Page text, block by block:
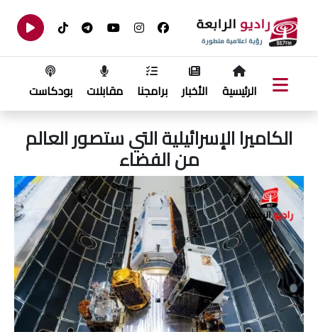
الرئيسية الأخبار برامجنا مقابلات بودكاست
الكاميرا الإسرائيلية التي ستصور العالم
من الفضاء